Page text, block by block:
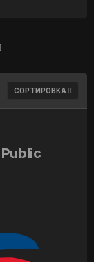
СОРТИРОВКА